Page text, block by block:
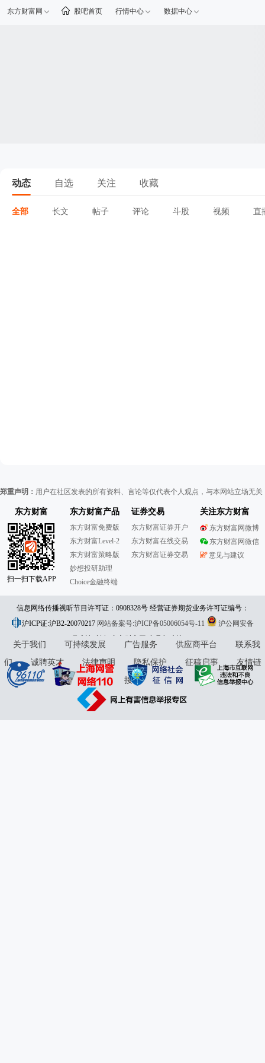
东方财富网 股吧首页 行情中心 数据中心
动态 自选 关注 收藏
全部 长文 帖子 评论 斗股 视频 直
郑重声明： 用户在社区发表的所有资料、言论等仅代表个人观点，与本网站立场无
东方财富
扫一扫下载APP
东方财富产品
东方财富免费版
东方财富Level-2
东方财富策略版
妙想投研助理
Choice金融终端
证券交易
东方财富证券开户
东方财富在线交易
东方财富证券交易
关注东方财富
东方财富网微博
东方财富网微信
意见与建议
信息网络传播视听节目许可证：0908328号 经营证券期货业务许可证编号：
913101046312860336 违法和不良信息举报:021-61278686 举报邮箱：
jubao@eastmoney.com
沪ICP证:沪B2-20070217 网站备案号:沪ICP备05006054号-11
沪公网安备
31010402000120号版权所有:东方财富网意见与建议:4000300059/952500
关于我们 可持续发展 广告服务 供应商平台
联系我
们
诚聘英才 法律声明 隐私保护 征稿启事
友情链
接